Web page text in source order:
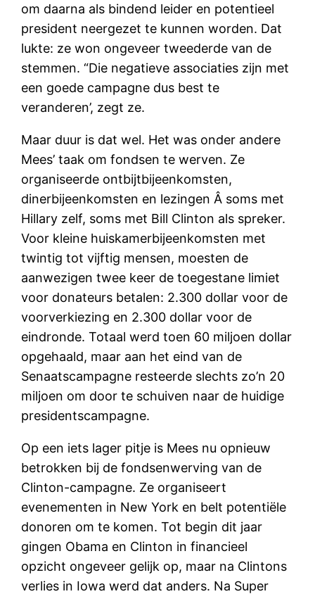
om daarna als bindend leider en potentieel
president neergezet te kunnen worden. Dat
lukte: ze won ongeveer tweederde van de
stemmen. “Die negatieve associaties zijn met
een goede campagne dus best te
veranderen’, zegt ze.
Maar duur is dat wel. Het was onder andere
Mees’ taak om fondsen te werven. Ze
organiseerde ontbijtbijeenkomsten,
dinerbijeenkomsten en lezingen Â­ soms met
Hillary zelf, soms met Bill Clinton als spreker.
Voor kleine huiskamerbijeenkomsten met
twintig tot vijftig mensen, moesten de
aanwezigen twee keer de toegestane limiet
voor donateurs betalen: 2.300 dollar voor de
voorverkiezing en 2.300 dollar voor de
eindronde. Totaal werd toen 60 miljoen dollar
opgehaald, maar aan het eind van de
Senaatscampagne resteerde slechts zo’n 20
miljoen om door te schuiven naar de huidige
presidentscampagne.
Op een iets lager pitje is Mees nu opnieuw
betrokken bij de fondsenwerving van de
Clinton-campagne. Ze organiseert
evenementen in New York en belt potentiële
donoren om te komen. Tot begin dit jaar
gingen Obama en Clinton in financieel
opzicht ongeveer gelijk op, maar na Clintons
verlies in Iowa werd dat anders. Na Super